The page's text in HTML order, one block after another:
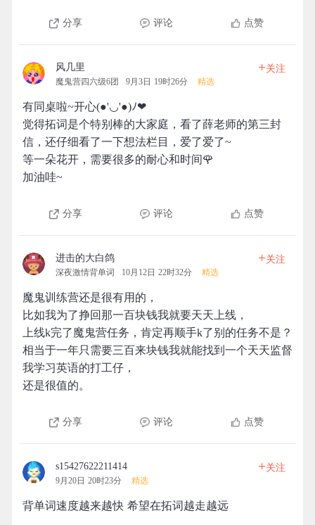
分享 评论 点赞
风几里
魔鬼营四六级6团 9月3日 19时26分 精选
+关注
有同桌啦~开心(●'◡'●)ﾉ❤
觉得拓词是个特别棒的大家庭，看了薛老师的第三封
信，还仔细看了一下想法栏目，爱了爱了~
等一朵花开，需要很多的耐心和时间🌹
加油哇~
分享 评论 点赞
进击的大白鸽
深夜激情背单词 10月12日 22时32分 精选
+关注
魔鬼训练营还是很有用的，
比如我为了挣回那一百块钱我就要天天上线，
上线k完了魔鬼营任务，肯定再顺手k了别的任务不是？
相当于一年只需要三百来块钱我就能找到一个天天监督
我学习英语的打工仔，
还是很值的。
分享 评论 点赞
s15427622211414
9月20日 20时23分 精选
+关注
背单词速度越来越快 希望在拓词越走越远